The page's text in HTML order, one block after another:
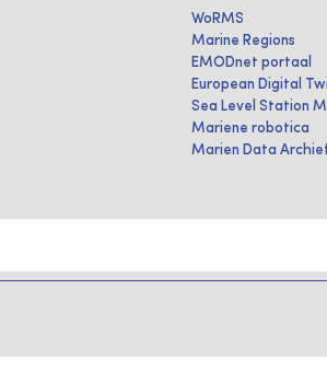
WoRMS
Marine Regions
EMODnet portaal
European Digital
Sea Level Station
Mariene robotica
Marien Data